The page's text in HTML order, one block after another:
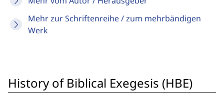
Mehr zur Schriftenreihe / zum mehrbändigen
Werk
History of Biblical Exegesis (HBE)